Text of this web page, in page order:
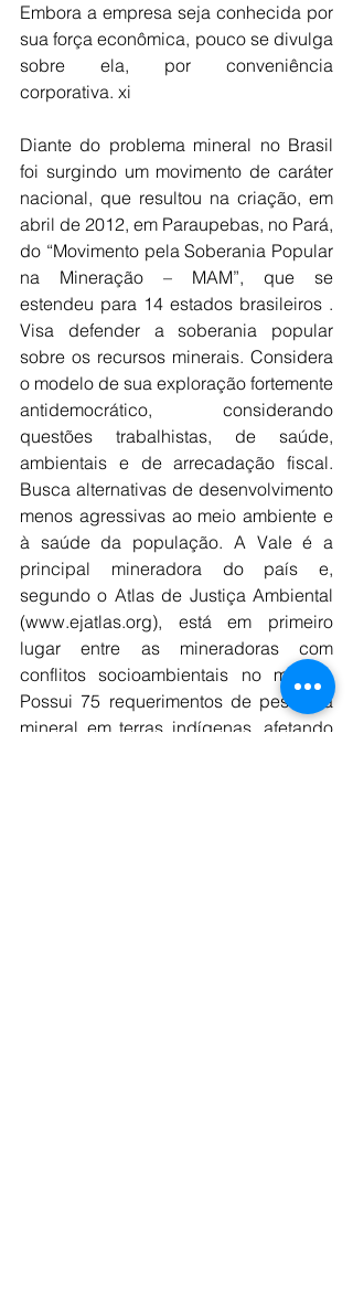
Embora a empresa seja conhecida por
sua força econômica, pouco se divulga
sobre ela, por conveniência
corporativa. xi
Diante do problema mineral no Brasil
foi surgindo um movimento de caráter
nacional, que resultou na criação, em
abril de 2012, em Paraupebas, no Pará,
do “Movimento pela Soberania Popular
na Mineração – MAM”, que se
estendeu para 14 estados brasileiros .
Visa defender a soberania popular
sobre os recursos minerais. Considera
o modelo de sua exploração fortemente
antidemocrático, considerando
questões trabalhistas, de saúde,
ambientais e de arrecadação fiscal.
Busca alternativas de desenvolvimento
menos agressivas ao meio ambiente e
à saúde da população. A Vale é a
principal mineradora do país e,
segundo o Atlas de Justiça Ambiental
(www.ejatlas.org), está em primeiro
lugar entre as mineradoras com
conflitos socioambientais no mundo.
Possui 75 requerimentos de pesquisa
mineral em terras indígenas, afetando